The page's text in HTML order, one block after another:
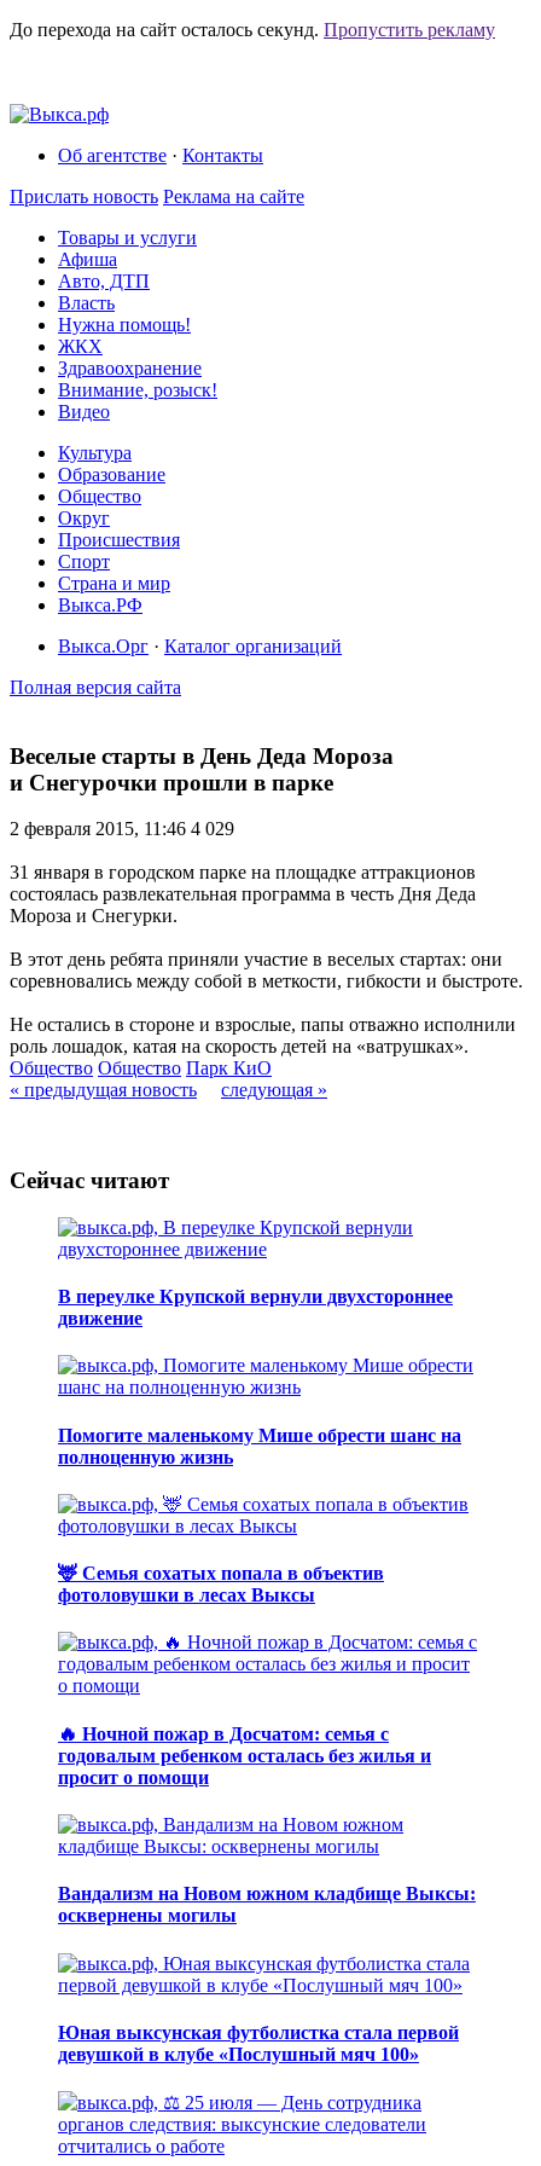
До перехода на сайт осталось секунд. Пропустить рекламу
Об агентстве · Контакты
Прислать новость Реклама на сайте
Товары и услуги
Афиша
Авто, ДТП
Власть
Нужна помощь!
ЖКХ
Здравоохранение
Внимание, розыск!
Видео
Культура
Образование
Общество
Округ
Происшествия
Спорт
Страна и мир
Выкса.РФ
Выкса.Орг · Каталог организаций
Полная версия сайта
Веселые старты в День Деда Мороза
и Снегурочки прошли в парке
2 февраля 2015, 11:46 4 029
31 января в городском парке на площадке аттракционов
состоялась развлекательная программа в честь Дня Деда
Мороза и Снегурки.
В этот день ребята приняли участие в веселых стартах: они
соревновались между собой в меткости, гибкости и быстроте.
Не остались в стороне и взрослые, папы отважно исполнили
роль лошадок, катая на скорость детей на «ватрушках».
Общество Общество Парк КиО
« предыдущая новость
следующая »
Сейчас читают
В переулке Крупской вернули двухстороннее
движение
Помогите маленькому Мише обрести шанс на
полноценную жизнь
🦌 Семья сохатых попала в объектив
фотоловушки в лесах Выксы
🔥 Ночной пожар в Досчатом: семья с
годовалым ребенком осталась без жилья и
просит о помощи
Вандализм на Новом южном кладбище Выксы:
осквернены могилы
Юная выксунская футболистка стала первой
девушкой в клубе «Послушный мяч 100»